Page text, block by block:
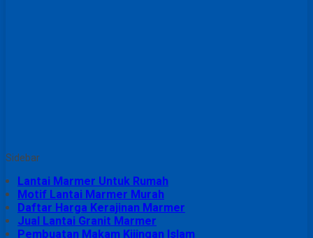
Sidebar
Lantai Marmer Untuk Rumah
Motif Lantai Marmer Murah
Daftar Harga Kerajinan Marmer
Jual Lantai Granit Marmer
Pembuatan Makam Kijingan Islam